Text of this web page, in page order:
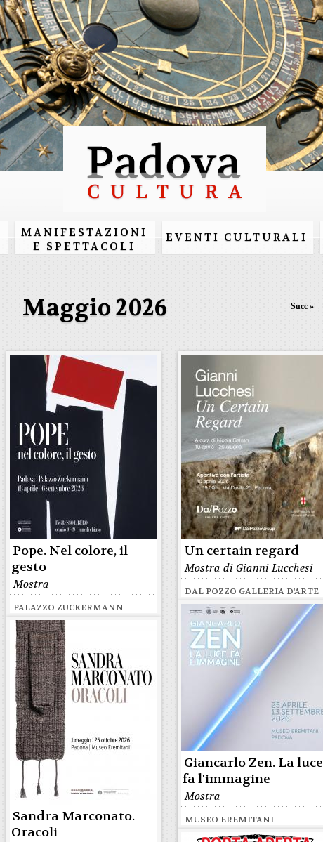
Salta al
contenuto
principale
MANIFESTAZIONI
E SPETTACOLI
EVENTI CULTURALI
Maggio 2026 Succ »
Pope. Nel colore, il
gesto
Mostra
PALAZZO ZUCKERMANN
Un certain regard
Mostra di Gianni Lucchesi
DAL POZZO GALLERIA D'ARTE
Giancarlo Zen. La luce
fa l'immagine
Mostra
MUSEO EREMITANI
Sandra Marconato.
Oracoli